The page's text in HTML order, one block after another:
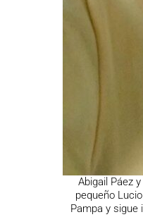
Abigail Páez
pequeño
Pampa y sigue